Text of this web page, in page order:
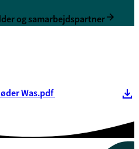
og samarbejdspartner
Was.pdf